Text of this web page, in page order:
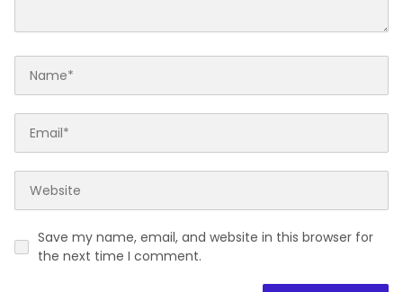
Save my name, email, and website in this browser for
the next time I comment.